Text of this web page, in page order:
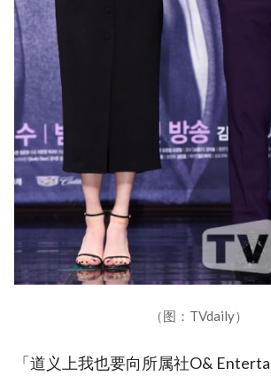
（图：TVdaily）
「道义上我也要向所属社O&